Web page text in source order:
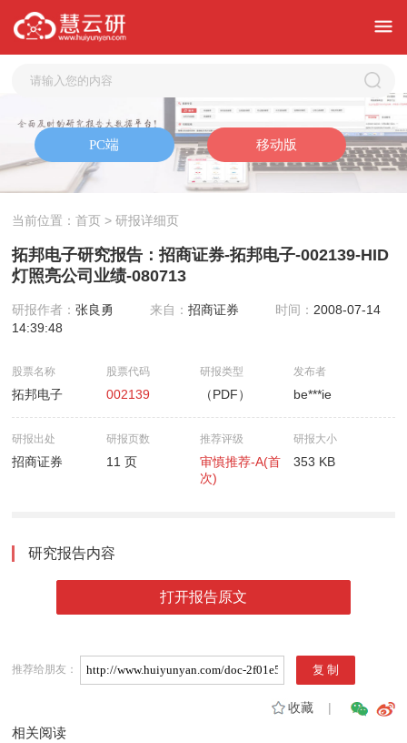
当前位置：首页 > 研报详细页
拓邦电子研究报告：招商证券-拓邦电子-002139-HID
灯照亮公司业绩-080713
研报作者：张良勇 来自：招商证券 时间： 2008-07-14
14:39:48
股票名称
拓邦电子
股票代码
002139
研报类型
（PDF）
发布者
be***ie
研报出处
招商证券
研报页数
11 页
推荐评级
审慎推荐-A(首
次)
研报大小
353 KB
研究报告内容
打开报告原文
推荐给朋友：
收藏|
相关阅读